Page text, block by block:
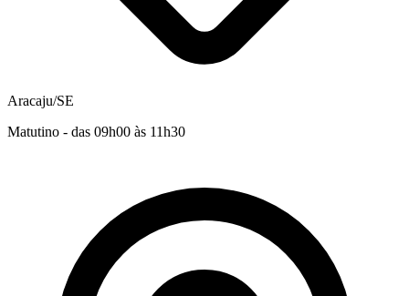
Aracaju/SE
Matutino - das 09h00 às 11h30